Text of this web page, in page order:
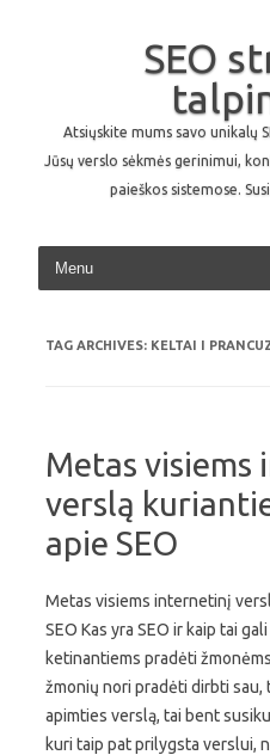
SEO
Atsiųskite mums savo unikalų
Jūsų verslo sėkmės gerinimui,
paieškos sistemose.
TAG ARCHIVES: KELTAI I
Metas
verslą
apie SEO
Metas visiems internetinį
SEO Kas yra SEO ir kaip tai
ketinantiems pradėti
žmonių nori pradėti dirbti sau,
apimties verslą, tai bent
kuri taip pat prilygsta verslui,